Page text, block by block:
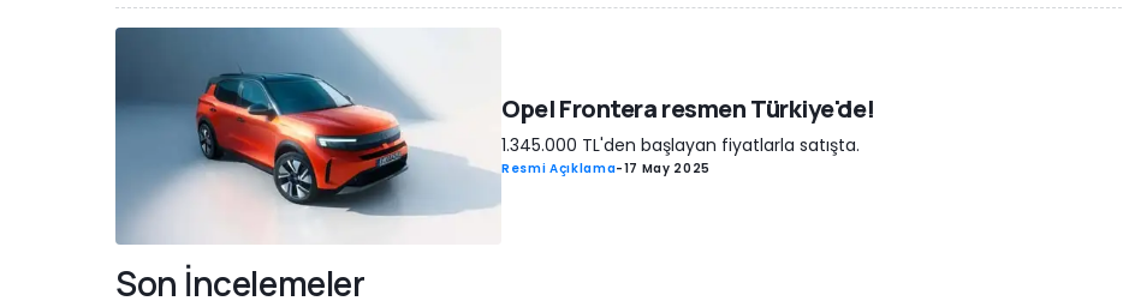
Opel Frontera resmen Türkiye'de!
1.345.000 TL'den başlayan fiyatlarla satışta.
Resmi Açıklama-17 May 2025
Son İncelemeler